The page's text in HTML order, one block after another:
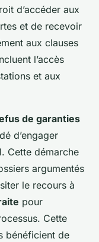
d’accéder aux
et de recevoir
aux clauses
l’accès
et aux
de garanties
d’engager
Cette démarche
argumentés
le recours à
pour
Cette
bénéficient de